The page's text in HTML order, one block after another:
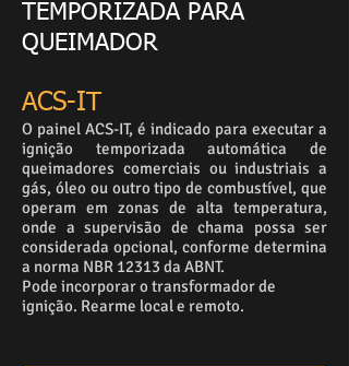
TEMPORIZADA PARA
QUEIMADOR
ACS-IT
O painel ACS-IT, é indicado para executar a
ignição temporizada automática de
queimadores comerciais ou industriais a
gás, óleo ou outro tipo de combustível, que
operam em zonas de alta temperatura,
onde a supervisão de chama possa ser
considerada opcional, conforme determina
a norma NBR 12313 da ABNT.
Pode incorporar o transformador de
ignição. Rearme local e remoto.